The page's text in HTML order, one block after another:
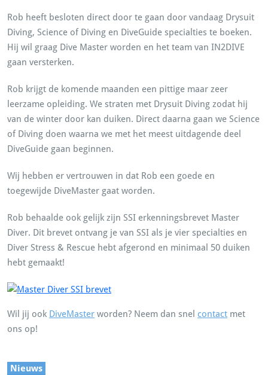
Rob heeft besloten direct door te gaan door vandaag Drysuit
Diving, Science of Diving en DiveGuide specialties te boeken.
Hij wil graag Dive Master worden en het team van IN2DIVE
gaan versterken.
Rob krijgt de komende maanden een pittige maar zeer
leerzame opleiding. We straten met Drysuit Diving zodat hij
van de winter door kan duiken. Direct daarna gaan we Science
of Diving doen waarna we met het meest uitdagende deel
DiveGuide gaan beginnen.
Wij hebben er vertrouwen in dat Rob een goede en
toegewijde DiveMaster gaat worden.
Rob behaalde ook gelijk zijn SSI erkenningsbrevet Master
Diver. Dit brevet ontvang je van SSI als je vier specialties en
Diver Stress & Rescue hebt afgerond en minimaal 50 duiken
hebt gemaakt!
Wil jij ook DiveMaster worden? Neem dan snel contact met
ons op!
Nieuws